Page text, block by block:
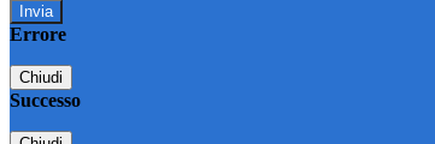
Errore
Chiudi
Successo